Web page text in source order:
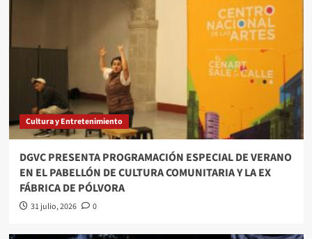
Cultura y Entretenimiento
DGVC PRESENTA PROGRAMACIÓN ESPECIAL DE VERANO
EN EL PABELLÓN DE CULTURA COMUNITARIA Y LA EX
FÁBRICA DE PÓLVORA
31 julio, 2026 0